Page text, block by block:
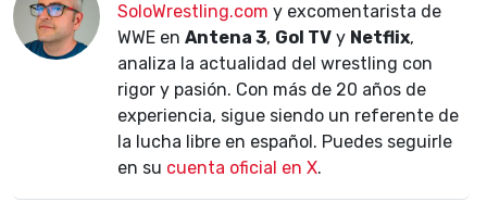
SoloWrestling.com y excomentarista de
WWE en Antena 3, Gol TV y Netflix,
analiza la actualidad del wrestling con
rigor y pasión. Con más de 20 años de
experiencia, sigue siendo un referente de
la lucha libre en español. Puedes seguirle
en su cuenta oficial en X.